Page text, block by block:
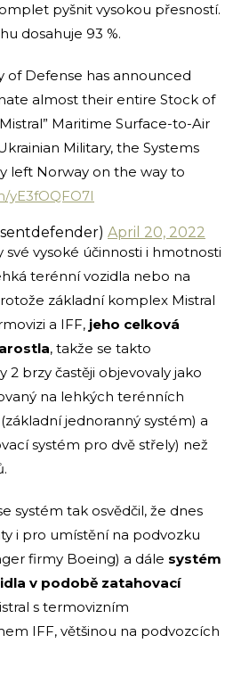
pyšnit vysokou přesností.
dosahuje 93 %.
of Defense has announced
almost their entire Stock of
Maritime Surface-to-Air
Military, the Systems
left Norway on the way to
yE3fOQFO7I
April 20, 2022
své vysoké účinnosti i hmotnosti
terénní vozidla nebo na
základní komplex Mistral
a IFF, jeho celková
, takže se takto
2 brzy častěji objevovaly jako
na lehkých terénních
jednoranný systém) a
systém pro dvě střely) než
systém tak osvědčil, že dnes
i pro umístění na podvozku
firmy Boeing) a dále systém
v podobě zatahovací
s termovizním
IFF, většinou na podvozcích